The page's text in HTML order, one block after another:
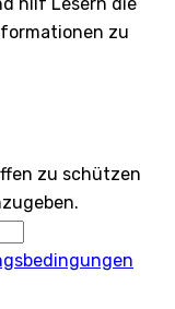
zu
zu schützen